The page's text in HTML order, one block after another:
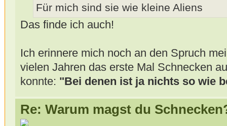
Für mich sind sie wie kleine Aliens
Das finde ich auch!
Ich erinnere mich noch an den Spruch
vielen Jahren das erste Mal Schnecken
konnte: "Bei denen ist ja nichts so wie
Re: Warum magst du